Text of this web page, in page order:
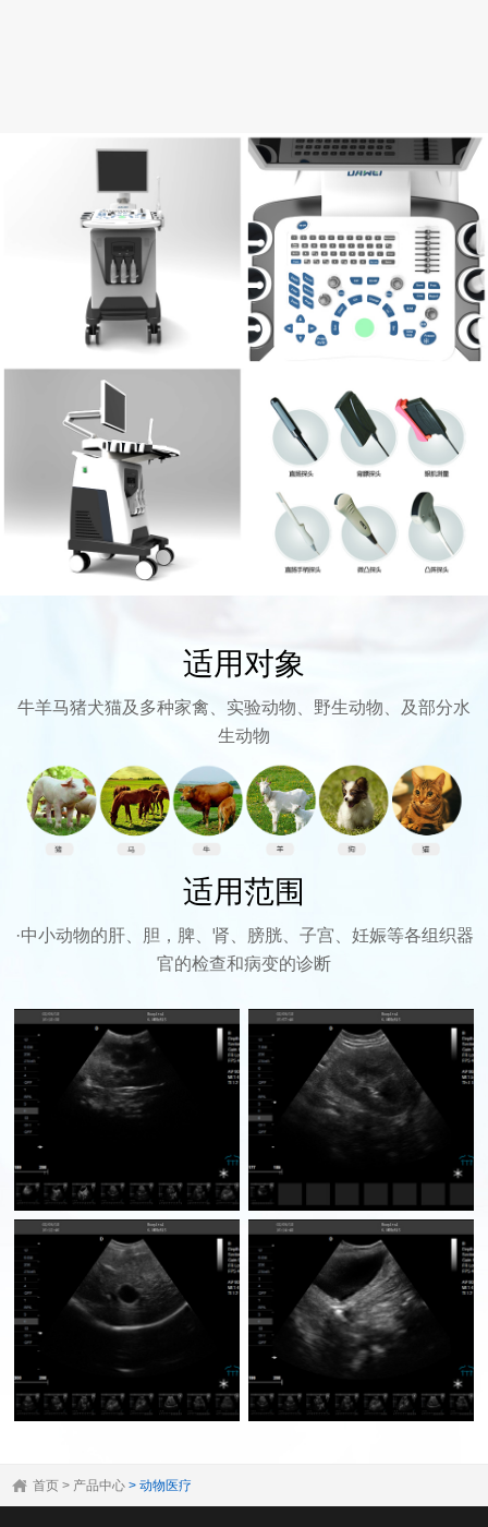
适用对象
牛羊马猪犬猫及多种家禽、实验动物、野生动物、及部分水
生动物
适用范围
·中小动物的肝、胆，脾、肾、膀胱、子宫、妊娠等各组织器
官的检查和病变的诊断
首页 > 产品中心 > 动物医疗